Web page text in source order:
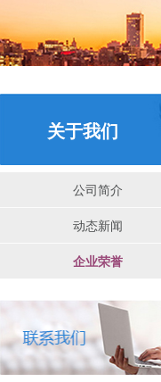
关于我们
公司简介
公司简介
动态新闻
动态新闻
企业荣誉